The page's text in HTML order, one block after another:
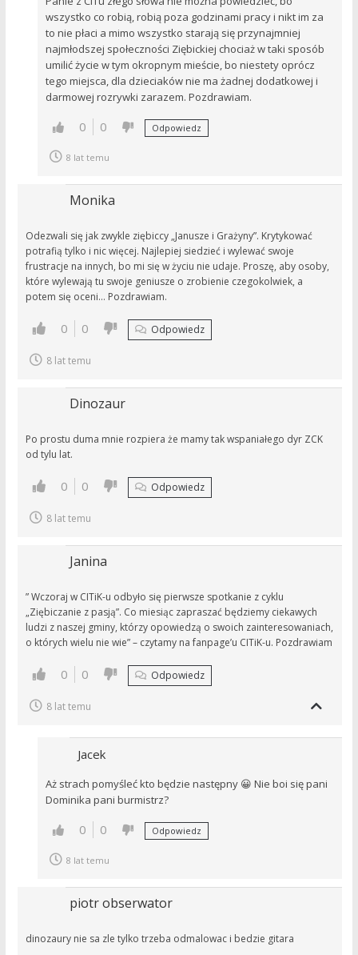
wszystko co robią, robią poza godzinami pracy i nikt im za
to nie płaci a mimo wszystko starają się przynajmniej
najmłodszej społeczności Ziębickiej chociaż w taki sposób
umilić życie w tym okropnym mieście, bo niestety oprócz
tego miejsca, dla dzieciaków nie ma żadnej dodatkowej i
darmowej rozrywki zarazem. Pozdrawiam.
0 0 Odpowiedz
8 lat temu
Monika
Odezwali się jak zwykle ziębiccy „Janusze i Grażyny”. Krytykować
potrafią tylko i nic więcej. Najlepiej siedzieć i wylewać swoje
frustracje na innych, bo mi się w życiu nie udaje. Proszę, aby osoby,
które wylewają tu swoje geniusze o zrobienie czegokolwiek, a
potem się oceni… Pozdrawiam.
0 0 Odpowiedz
8 lat temu
Dinozaur
Po prostu duma mnie rozpiera że mamy tak wspaniałego dyr ZCK
od tylu lat.
0 0 Odpowiedz
8 lat temu
Janina
” Wczoraj w CITiK-u odbyło się pierwsze spotkanie z cyklu
„Ziębiczanie z pasją”. Co miesiąc zapraszać będziemy ciekawych
ludzi z naszej gminy, którzy opowiedzą o swoich zainteresowaniach,
o których wielu nie wie” – czytamy na fanpage’u CITiK-u. Pozdrawiam
0 0 Odpowiedz
8 lat temu
Jacek
Aż strach pomyśleć kto będzie następny 😀 Nie boi się pani
Dominika pani burmistrz?
0 0 Odpowiedz
8 lat temu
piotr obserwator
dinozaury nie sa zle tylko trzeba odmalowac i bedzie gitara